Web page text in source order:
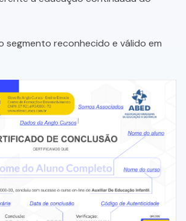
segmento reconhecido e válido em